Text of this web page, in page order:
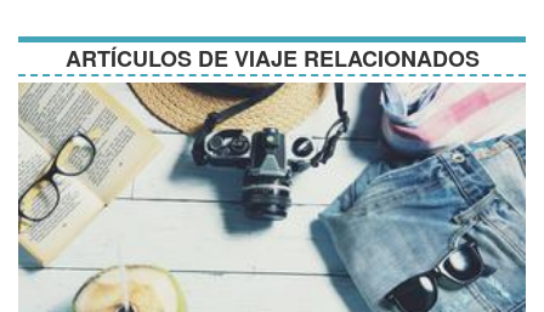
ARTÍCULOS DE VIAJE RELACIONADOS